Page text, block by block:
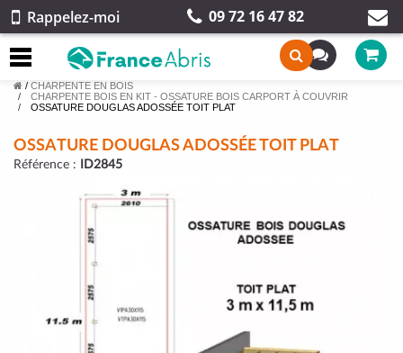
Rappelez-moi 09 72 16 47 82
/ CHARPENTE EN BOIS
CHARPENTE BOIS EN KIT - OSSATURE BOIS CARPORT À COUVRIR
OSSATURE DOUGLAS ADOSSÉE TOIT PLAT
OSSATURE DOUGLAS ADOSSÉE TOIT PLAT
Référence : ID2845